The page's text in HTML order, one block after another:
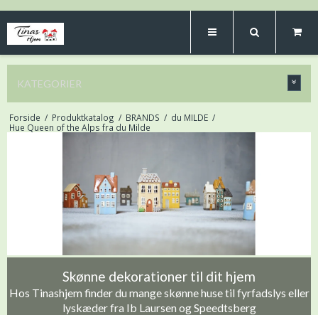
KATEGORIER
Forside / Produktkatalog / BRANDS / du MILDE /
Hue Queen of the Alps fra du Milde
Skønne dekorationer til dit hjem
Hos Tinashjem finder du mange skønne huse til fyrfadslys eller
lyskæder fra Ib Laursen og Speedtsberg